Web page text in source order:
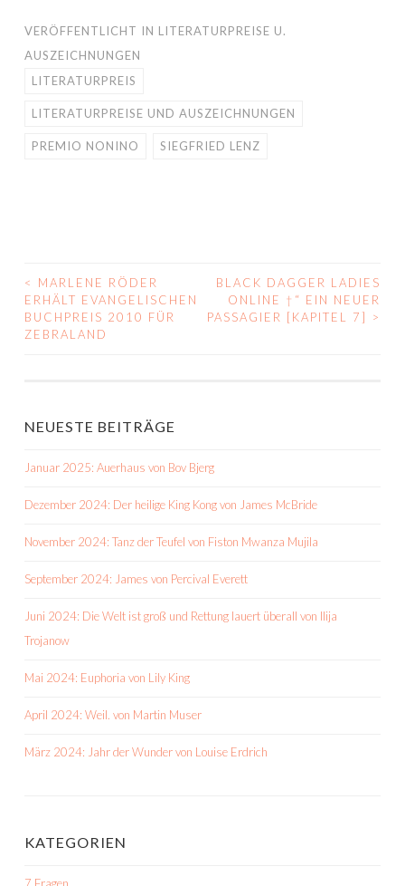
VERÖFFENTLICHT IN LITERATURPREISE U.
AUSZEICHNUNGEN
LITERATURPREIS
LITERATURPREISE UND AUSZEICHNUNGEN
PREMIO NONINO SIEGFRIED LENZ
BEITRAGS-
NAVIGATION
<
MARLENE RÖDER
ERHÄLT EVANGELISCHEN
BUCHPREIS 2010 FÜR
ZEBRALAND
BLACK DAGGER LADIES
ONLINE †“ EIN NEUER
PASSAGIER [KAPITEL 7]
>
NEUESTE BEITRÄGE
Januar 2025: Auerhaus von Bov Bjerg
Dezember 2024: Der heilige King Kong von James McBride
November 2024: Tanz der Teufel von Fiston Mwanza Mujila
September 2024: James von Percival Everett
Juni 2024: Die Welt ist groß und Rettung lauert überall von Ilija
Trojanow
Mai 2024: Euphoria von Lily King
April 2024: Weil. von Martin Muser
März 2024: Jahr der Wunder von Louise Erdrich
KATEGORIEN